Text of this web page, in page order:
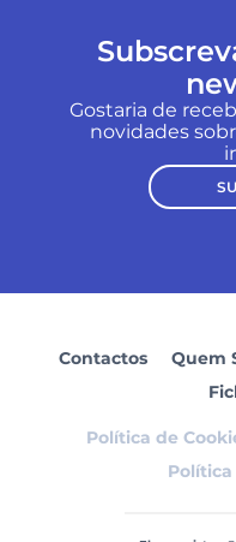
Gostaria de
novidades
Contactos Quem
Política de